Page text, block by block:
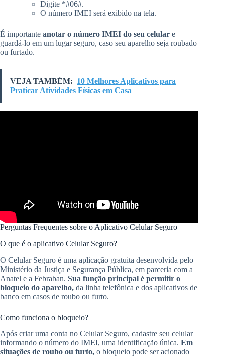
Digite *#06#.
O número IMEI será exibido na tela.
É importante anotar o número IMEI do seu celular e
guardá-lo em um lugar seguro, caso seu aparelho seja roubado
ou furtado.
VEJA TAMBÉM: 10 Melhores Aplicativos para
Praticar Atividades Físicas em Casa
Perguntas Frequentes sobre o Aplicativo Celular Seguro
O que é o aplicativo Celular Seguro?
O Celular Seguro é uma aplicação gratuita desenvolvida pelo
Ministério da Justiça e Segurança Pública, em parceria com a
Anatel e a Febraban. Sua função principal é permitir o
bloqueio do aparelho, da linha telefônica e dos aplicativos de
banco em casos de roubo ou furto.
Como funciona o bloqueio?
Após criar uma conta no Celular Seguro, cadastre seu celular
informando o número do IMEI, uma identificação única. Em
situações de roubo ou furto, o bloqueio pode ser acionado